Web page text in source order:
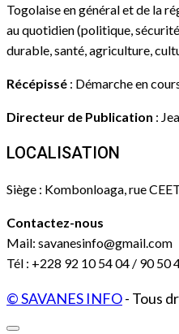
Togolaise en général et de la
au quotidien (politique,
durable, santé, agriculture,
Récépissé : Démarche en
Directeur de Publication :
LOCALISATION
Siège : Kombonloaga, rue
Contactez-nous
Mail: savanesinfo@gmail.com
Tél : +228 92 10 54 04 / 90 50
© SAVANES INFO- Tous